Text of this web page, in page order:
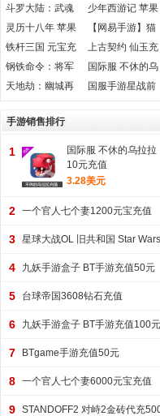
动地泯灭纪元区
币
和国 Star Wars
斗罗大陆：武魂
觉醒 苹果安卓充
少年西游记 苹果
安卓元宝充值
灵历十八年 苹果
安卓充值
【网易手游】猫
和老鼠充值
铁杆三国 元宝充
值
上古契约 仙玉充
值
钢铁命令：将军
的荣耀3 苹果安卓
国际服 不休的乌
拉拉 珍珠充值
天地劫：幽城再
临 苹果安卓充值
国服手游星战前
夜无烬星河舰船
手游销售排行
1
国际服 不休的乌拉拉
10元充值
3.28美元
2 一个官人七个妻1200元宝充值
3 星球大战OL 旧共和国 Star Wars
4 九妖手游盒子 BT手游充值50元
5 台球帝国3608钻石充值
6 九妖手游盒子 BT手游充值100元
7 BTgame手游充值50元
8 一个官人七个妻6000元宝充值
9 STANDOFF2 对峙2金砖代充